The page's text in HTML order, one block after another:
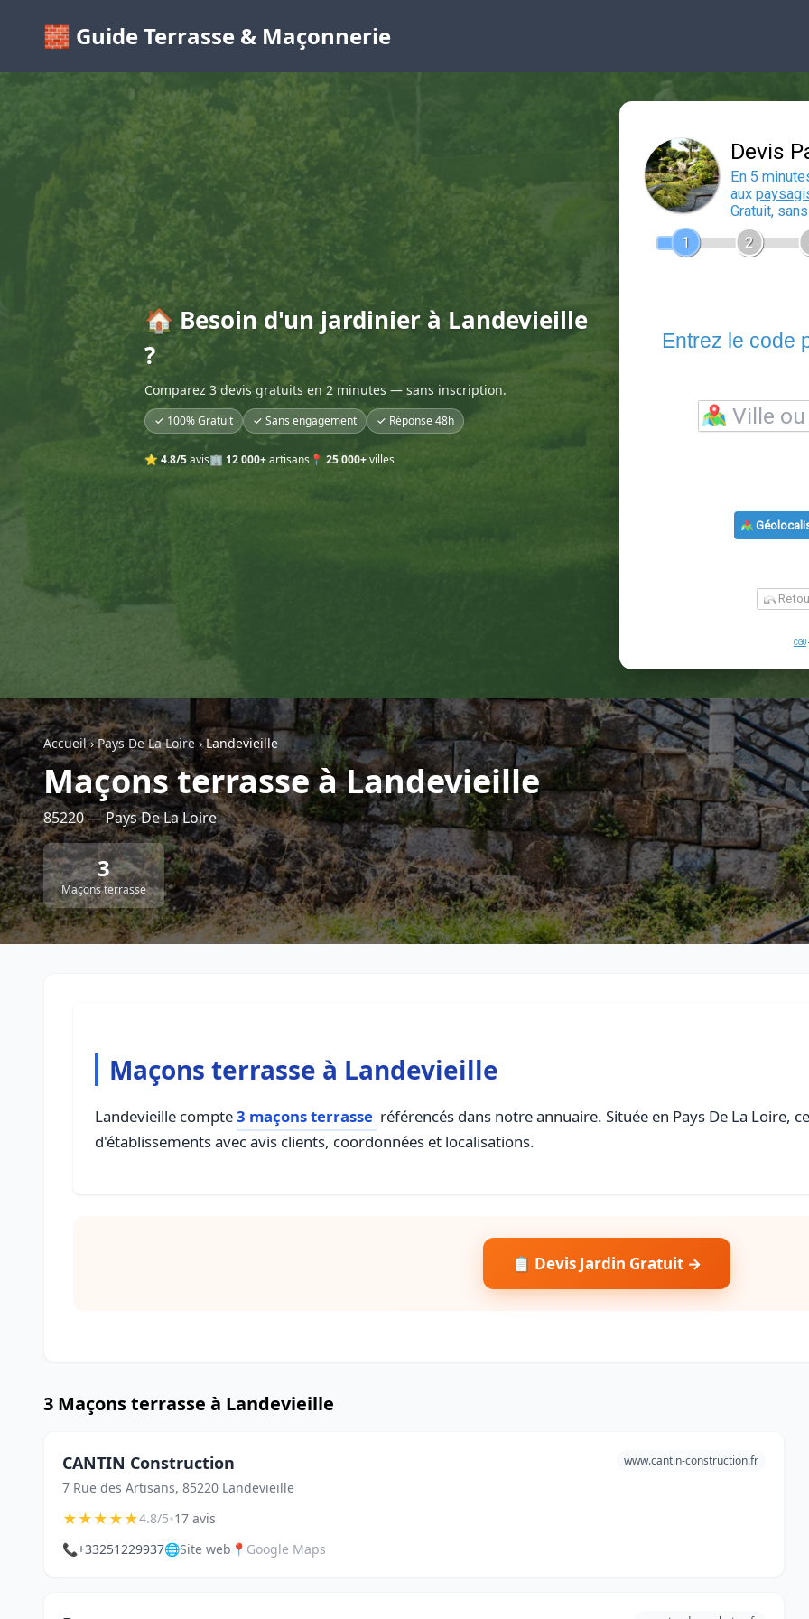
🧱 Guide Terrasse & Maçonnerie
🏠 Besoin d'un jardinier à Landevieille
?
Comparez 3 devis gratuits en 2 minutes — sans inscription.
✓ 100% Gratuit ✓ Sans engagement ✓ Réponse 48h
⭐ 4.8/5avis🏢 12 000+artisans 📍 25 000+villes
Accueil›Pays De La Loire ›Landevieille
Maçons terrasse à Landevieille
85220 — Pays De La Loire
3
Maçons terrasse
Maçons terrasse à Landevieille
Landevieille compte3 maçons terrasse référencés dans notre annuaire. Située en Pays De La Loire,
d'établissements avec avis clients, coordonnées et localisations.
📋 Devis Jardin Gratuit →
3 Maçons terrasse à Landevieille
CANTIN Construction
7 Rue des Artisans, 85220 Landevieille
www.cantin-construction.fr
★★★★★4.8/5•17 avis
📞+33251229937🌐Site web 📍 Google Maps